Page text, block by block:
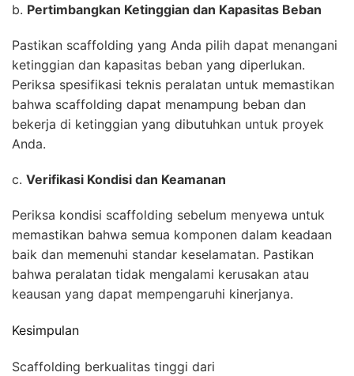
b. Pertimbangkan Ketinggian dan Kapasitas Beban
Pastikan scaffolding yang Anda pilih dapat menangani
ketinggian dan kapasitas beban yang diperlukan.
Periksa spesifikasi teknis peralatan untuk memastikan
bahwa scaffolding dapat menampung beban dan
bekerja di ketinggian yang dibutuhkan untuk proyek
Anda.
c. Verifikasi Kondisi dan Keamanan
Periksa kondisi scaffolding sebelum menyewa untuk
memastikan bahwa semua komponen dalam keadaan
baik dan memenuhi standar keselamatan. Pastikan
bahwa peralatan tidak mengalami kerusakan atau
keausan yang dapat mempengaruhi kinerjanya.
Kesimpulan
Scaffolding berkualitas tinggi dari